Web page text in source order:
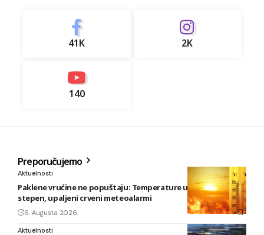
41K 2K
140
Preporučujemo
Aktuelnosti
Paklene vrućine ne popuštaju: Temperature u BiH i do 41
stepen, upaljeni crveni meteoalarmi
6. Augusta 2026.
Aktuelnosti